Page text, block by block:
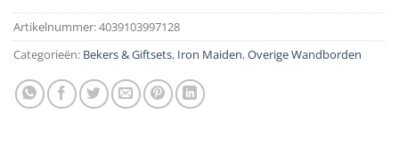
Artikelnummer:4039103997128
Categorieën: Bekers & Giftsets, Iron Maiden,Overige Wandborden